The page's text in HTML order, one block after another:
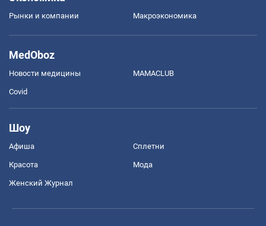
Рынки и компании Mакроэкономика
MedOboz
Новости медицины MAMACLUB
Covid
Шоу
Афиша Сплетни
Красота Мода
Женский Журнал